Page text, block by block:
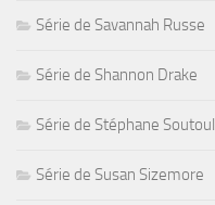
Série de Savannah Russe
Série de Shannon Drake
Série de Stéphane Soutoul
Série de Susan Sizemore